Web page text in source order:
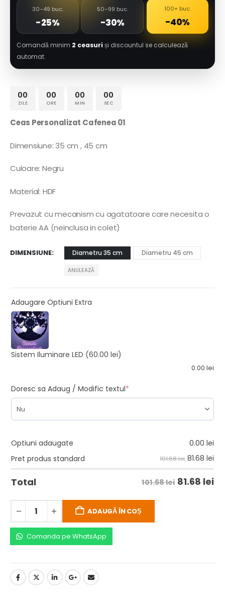
30–49 buc.
-25%
50–99 buc.
-30%
100+ buc.
-40%
Comandă minim 2 ceasuri și discountul se calculează
automat.
00
ZILE
00
ORE
00
MIN
00
SEC
Ceas Personalizat Cafenea 01
Dimensiune: 35 cm , 45 cm
Culoare: Negru
Material: HDF
Prevazut cu mecanism cu agatatoare care necesita o
baterie AA (neinclusa in colet)
DIMENSIUNE Diametru 35 cm Diametru 45 cm
ANULEAZĂ
Adaugare Optiuni Extra
Sistem Iluminare LED (60.00 lei)
0.00 lei
Doresc sa Adaug / Modific textul*
Optiuni adaugate 0.00 lei
Pret produs standard
101.68 lei 81.68 lei
Total 101.68 lei 81.68 lei
ADAUGĂ ÎN COȘ
Comanda pe WhatsApp